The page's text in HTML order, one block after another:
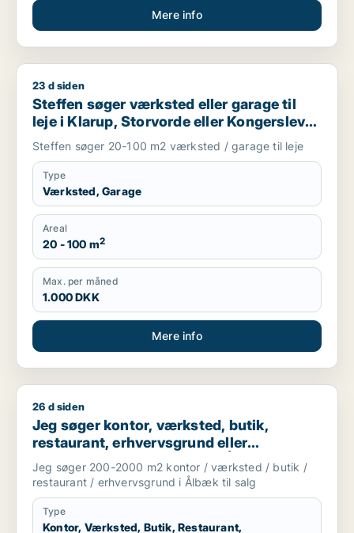
Mere info
Steffen søger værksted eller garage til leje i Klarup,
23 d siden
Steffen søger værksted eller garage til
leje i Klarup, Storvorde eller Kongerslev
m.fl.
Steffen søger 20-100 m2 værksted / garage til leje
Type
Værksted, Garage
Areal
20 - 100 m2
Max. per måned
1.000 DKK
Mere info
Jeg søger kontor, værksted, butik, restaurant,
26 d siden
Jeg søger kontor, værksted, butik,
restaurant, erhvervsgrund eller
produktionslokaler til salg i Ålbæk
Jeg søger 200-2000 m2 kontor / værksted / butik /
restaurant / erhvervsgrund i Ålbæk til salg
Type
Kontor, Værksted, Butik, Restaurant,